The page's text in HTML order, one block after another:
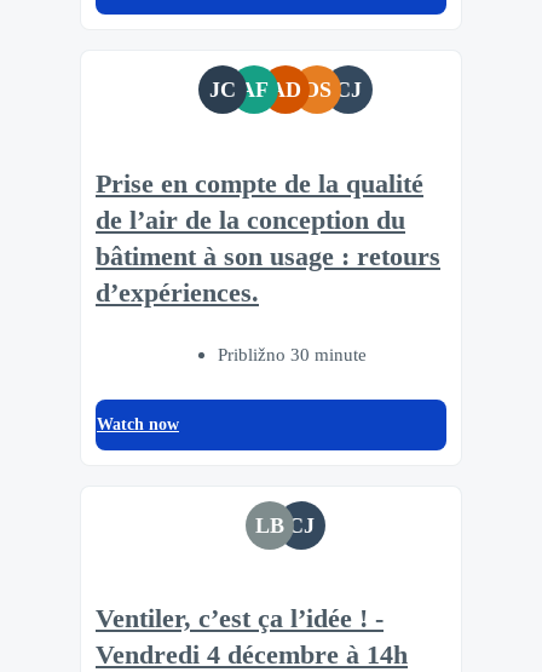
JC AF AD OS CJ
Prise en compte de la qualité
de l’air de la conception du
bâtiment à son usage : retours
d’expériences.
Približno 30 minute
Watch now
LB CJ
Ventiler, c’est ça l’idée ! -
Vendredi 4 décembre à 14h